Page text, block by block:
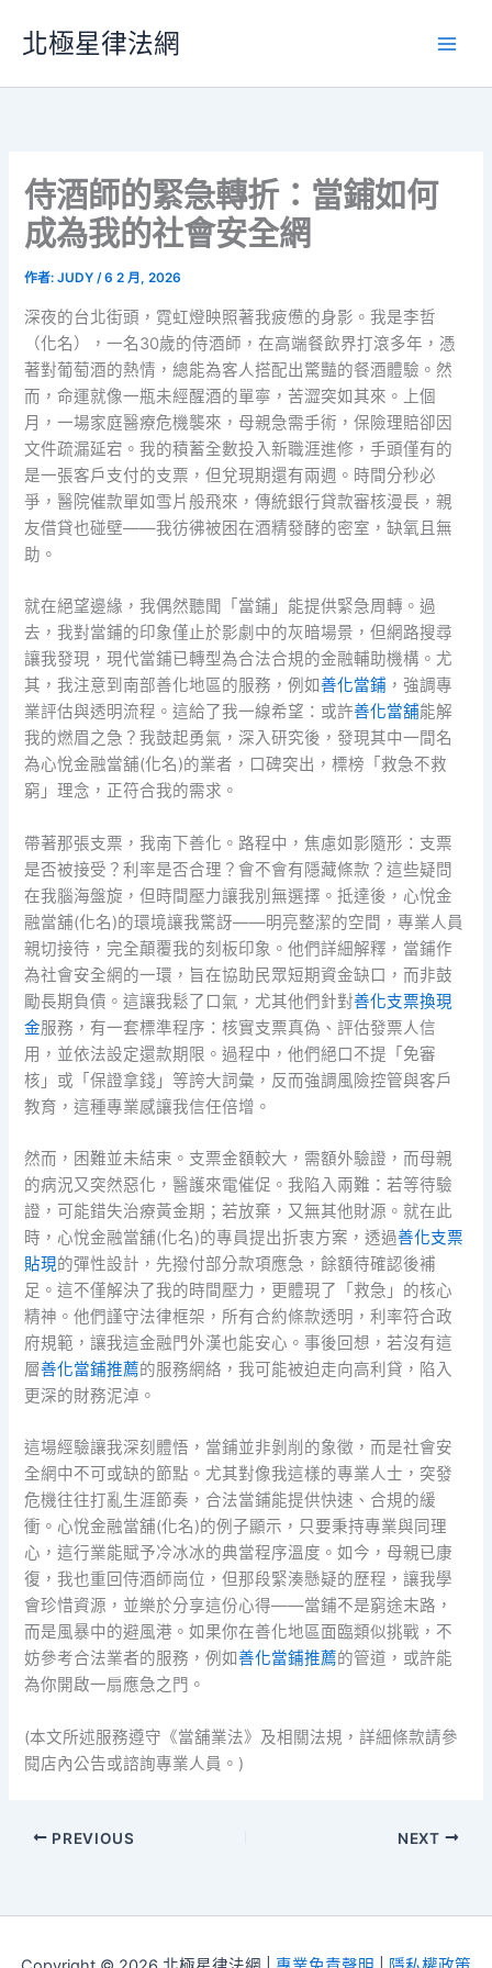
要
北極星律法網
侍酒師的緊急轉折：當鋪如何
成為我的社會安全網
作者:JUDY/6 2 月, 2026
深夜的台北街頭，霓虹燈映照著我疲憊的身影。我是李哲
（化名），一名30歲的侍酒師，在高端餐飲界打滾多年，憑
著對葡萄酒的熱情，總能為客人搭配出驚豔的餐酒體驗。然
而，命運就像一瓶未經醒酒的單寧，苦澀突如其來。上個
月，一場家庭醫療危機襲來，母親急需手術，保險理賠卻因
文件疏漏延宕。我的積蓄全數投入新職涯進修，手頭僅有的
是一張客戶支付的支票，但兌現期還有兩週。時間分秒必
爭，醫院催款單如雪片般飛來，傳統銀行貸款審核漫長，親
友借貸也碰壁——我彷彿被困在酒精發酵的密室，缺氧且無
助。
就在絕望邊緣，我偶然聽聞「當鋪」能提供緊急周轉。過
去，我對當鋪的印象僅止於影劇中的灰暗場景，但網路搜尋
讓我發現，現代當鋪已轉型為合法合規的金融輔助機構。尤
其，我注意到南部善化地區的服務，例如善化當鋪 ，強調專
業評估與透明流程。這給了我一線希望：或許善化當舖能解
我的燃眉之急？我鼓起勇氣，深入研究後，發現其中一間名
為心悅金融當舖(化名)的業者，口碑突出，標榜「救急不救
窮」理念，正符合我的需求。
帶著那張支票，我南下善化。路程中，焦慮如影隨形：支票
是否被接受？利率是否合理？會不會有隱藏條款？這些疑問
在我腦海盤旋，但時間壓力讓我別無選擇。抵達後，心悅金
融當舖(化名)的環境讓我驚訝——明亮整潔的空間，專業人員
親切接待，完全顛覆我的刻板印象。他們詳細解釋，當鋪作
為社會安全網的一環，旨在協助民眾短期資金缺口，而非鼓
勵長期負債。這讓我鬆了口氣，尤其他們針對善化支票換現
金服務，有一套標準程序：核實支票真偽、評估發票人信
用，並依法設定還款期限。過程中，他們絕口不提「免審
核」或「保證拿錢」等誇大詞彙，反而強調風險控管與客戶
教育，這種專業感讓我信任倍增。
然而，困難並未結束。支票金額較大，需額外驗證，而母親
的病況又突然惡化，醫護來電催促。我陷入兩難：若等待驗
證，可能錯失治療黃金期；若放棄，又無其他財源。就在此
時，心悅金融當舖(化名)的專員提出折衷方案，透過善化支票
貼現的彈性設計，先撥付部分款項應急，餘額待確認後補
足。這不僅解決了我的時間壓力，更體現了「救急」的核心
精神。他們謹守法律框架，所有合約條款透明，利率符合政
府規範，讓我這金融門外漢也能安心。事後回想，若沒有這
層善化當鋪推薦的服務網絡，我可能被迫走向高利貸，陷入
更深的財務泥淖。
這場經驗讓我深刻體悟，當鋪並非剝削的象徵，而是社會安
全網中不可或缺的節點。尤其對像我這樣的專業人士，突發
危機往往打亂生涯節奏，合法當鋪能提供快速、合規的緩
衝。心悅金融當舖(化名)的例子顯示，只要秉持專業與同理
心，這行業能賦予冷冰冰的典當程序溫度。如今，母親已康
復，我也重回侍酒師崗位，但那段緊湊懸疑的歷程，讓我學
會珍惜資源，並樂於分享這份心得——當鋪不是窮途末路，
而是風暴中的避風港。如果你在善化地區面臨類似挑戰，不
妨參考合法業者的服務，例如善化當鋪推薦的管道，或許能
為你開啟一扇應急之門。
(本文所述服務遵守《當舖業法》及相關法規，詳細條款請參
閱店內公告或諮詢專業人員。)
PREVIOUS NEXT